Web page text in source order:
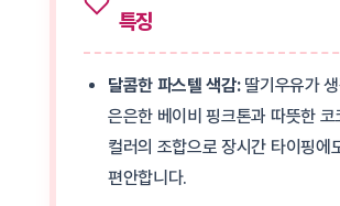
특징
달콤한 파스텔 색감:딸기우유가
은은한 베이비 핑크톤과 따뜻한 코
컬러의 조합으로 장시간 타이핑에
편안합니다.